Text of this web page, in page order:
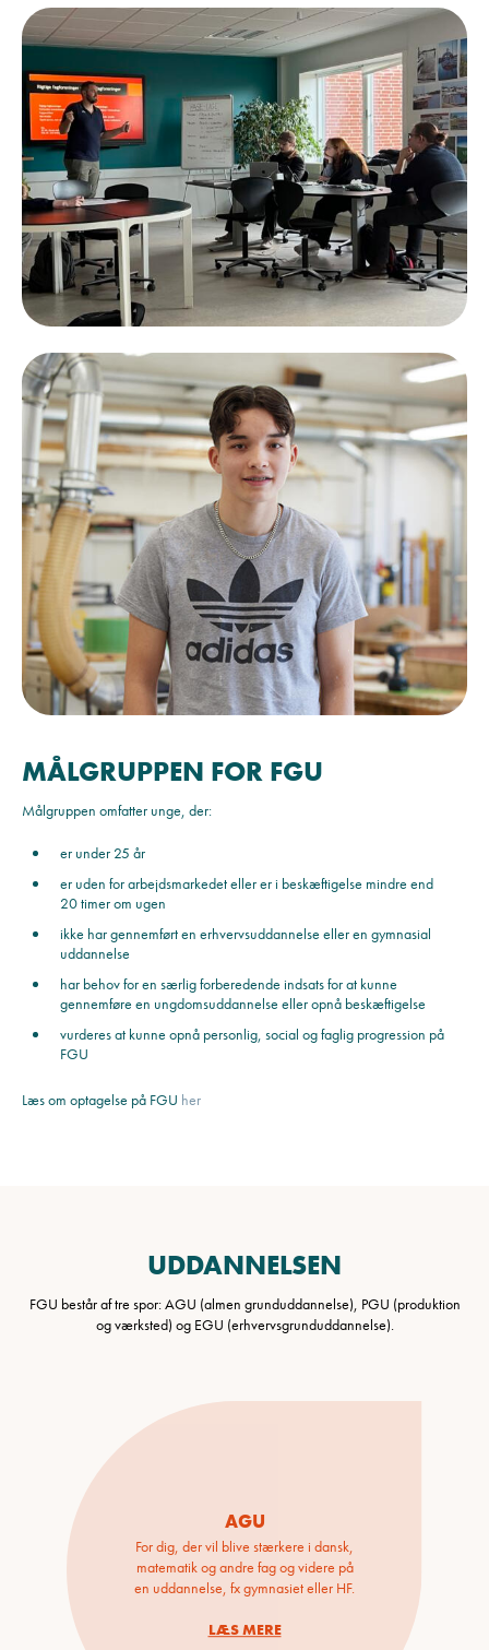
MÅLGRUPPEN FOR FGU
Målgruppen omfatter unge, der:
er under 25 år
er uden for arbejdsmarkedet eller er i beskæftigelse mindre end
20 timer om ugen
ikke har gennemført en erhvervsuddannelse eller en gymnasial
uddannelse
har behov for en særlig forberedende indsats for at kunne
gennemføre en ungdomsuddannelse eller opnå beskæftigelse
vurderes at kunne opnå personlig, social og faglig progression på
FGU
Læs om optagelse på FGU her
UDDANNELSEN
FGU består af tre spor: AGU (almen grunduddannelse), PGU (produktion
og værksted) og EGU (erhvervsgrunduddannelse).
AGU
For dig, der vil blive stærkere i dansk,
matematik og andre fag og videre på
en uddannelse, fx gymnasiet eller HF.
LÆS MERE